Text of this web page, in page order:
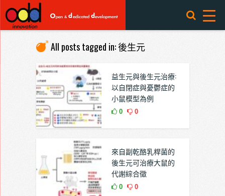
All posts tagged in: 後生元
益生元與後生元治療:
以自閉症與憂鬱症的
小鼠模型為例
0 0
來自副乾酪乳桿菌的
後生元可治療大鼠的
代謝綜合徵
0 0